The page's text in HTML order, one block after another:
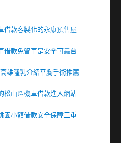
借款客製化的永康預售屋
借款免留車是安全可靠台
雄隆乳介紹平胸手術推薦
松山區機車借款進入網站
園小額借款安全保障三重